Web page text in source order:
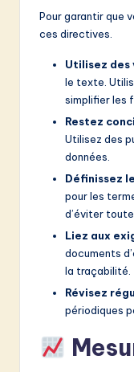
Pour garantir que
ces directives.
Utilisez des
le texte.
simplifier les
Restez
Utilisez des
données.
Définissez
pour les
d’éviter
Liez aux
documents
la traçabilité.
Révisez
périodiques